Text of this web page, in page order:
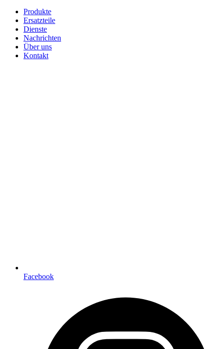
Produkte
Ersatzteile
Dienste
Nachrichten
Über uns
Kontakt
Facebook